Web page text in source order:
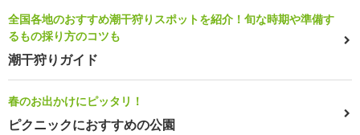
全国各地のおすすめ潮干狩りスポットを紹介！旬な時期や準備す
るもの採り方のコツも
潮干狩りガイド
春のお出かけにピッタリ！
ピクニックにおすすめの公園